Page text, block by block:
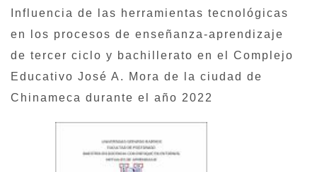
Influencia de las herramientas tecnológicas
en los procesos de enseñanza-aprendizaje
de tercer ciclo y bachillerato en el Complejo
Educativo José A. Mora de la ciudad de
Chinameca durante el año 2022